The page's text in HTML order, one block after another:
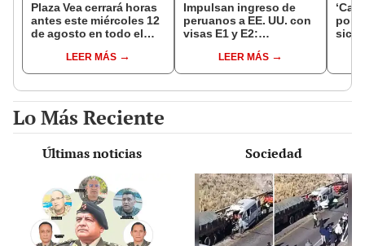
Plaza Vea cerrará horas
antes este miércoles 12
de agosto en todo el
hasta las 7 p.m.
LEER MÁS
Impulsan ingreso de
peruanos a EE. UU. con
visas E1 y E2:
pymes serían los más
beneficiados
LEER MÁS
por
Lo Más Reciente
Últimas noticias Sociedad